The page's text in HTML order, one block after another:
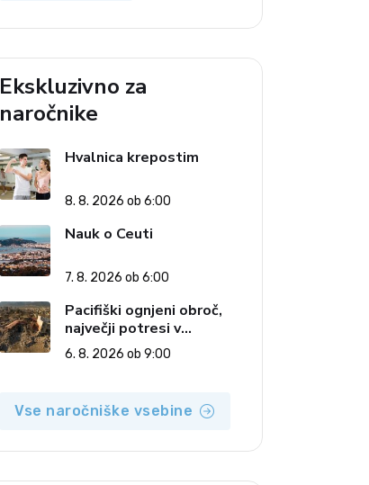
Ekskluzivno za
naročnike
Hvalnica krepostim
8. 8. 2026 ob 6:00
Nauk o Ceuti
7. 8. 2026 ob 6:00
Pacifiški ognjeni obroč,
največji potresi v
zgodovini in cena pozabe
6. 8. 2026 ob 9:00
Vse naročniške vsebine